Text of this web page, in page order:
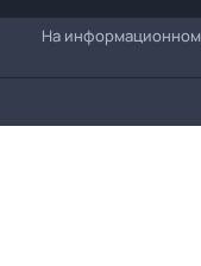
На